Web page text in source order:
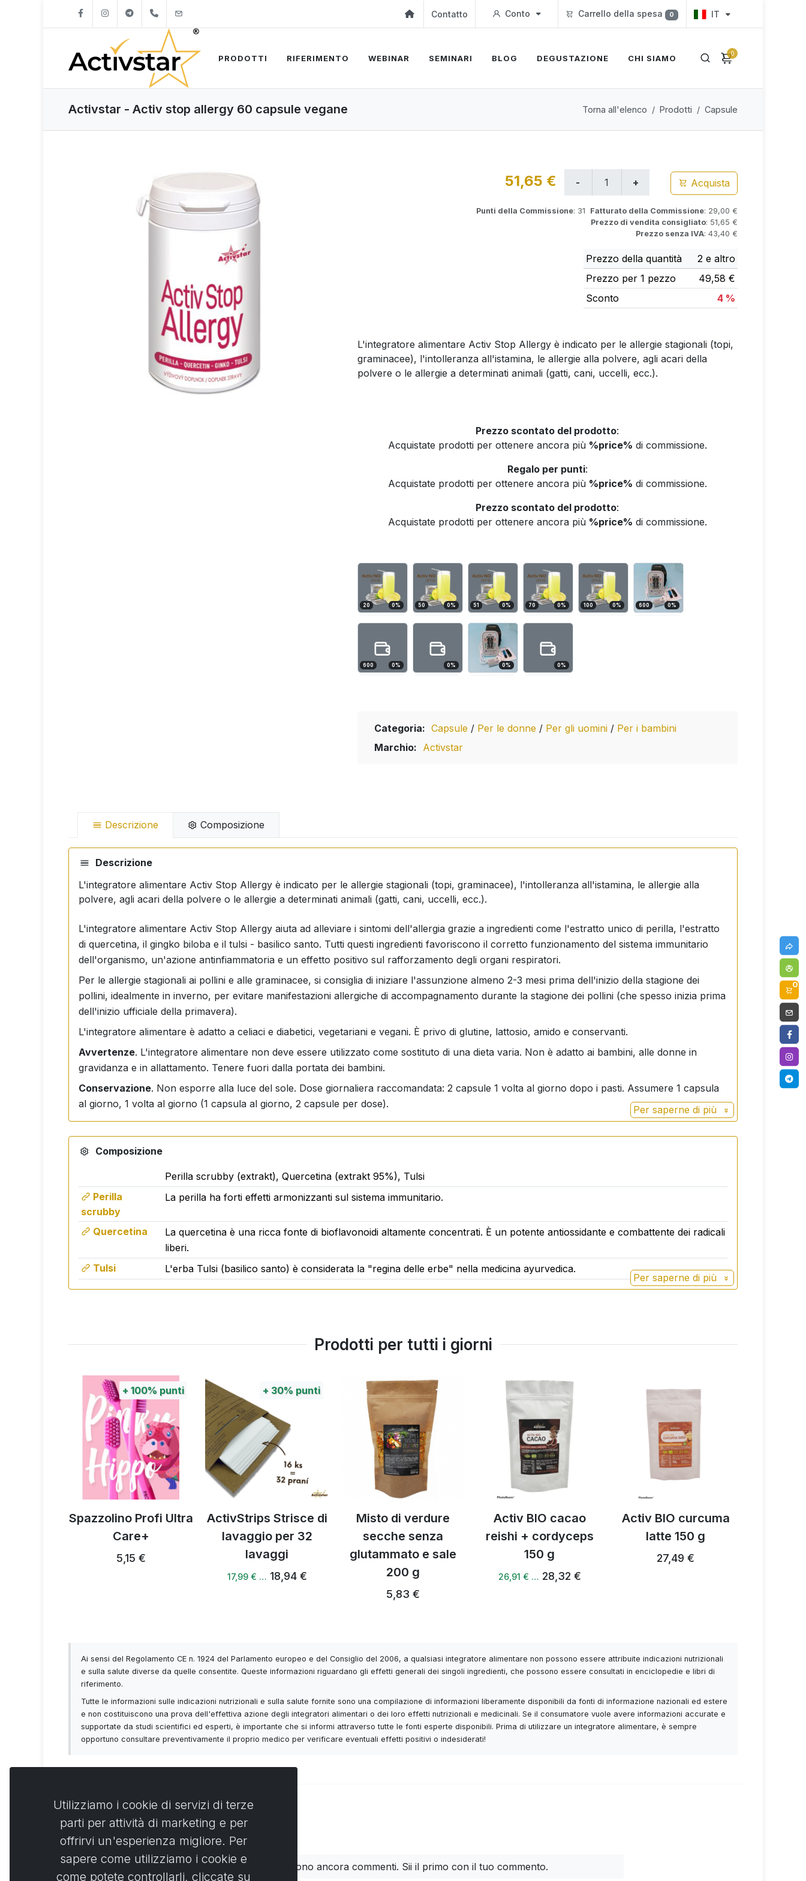
+421904262747 Contatto Conto Carrello della spesa 0 IT
0
PRODOTTI RIFERIMENTO WEBINAR SEMINARI BLOG DEGUSTAZIONE CHI SIAMO
Activstar - Activ stop allergy 60 capsule vegane Torna all'elenco Prodotti Capsule
51,65 € Acquista
Punti della Commissione: 31 Fatturato della Commissione: 29,00 €
Prezzo di vendita consigliato: 51,65 €
Prezzo senza IVA: 43,40 €
Prezzo della quantità
2 e altro
Prezzo per 1 pezzo
49,58 €
Sconto
4 %
L'integratore alimentare Activ Stop Allergy è indicato per le allergie stagionali (topi,
graminacee), l'intolleranza all'istamina, le allergie alla polvere, agli acari della
polvere o le allergie a determinati animali (gatti, cani, uccelli, ecc.).
Prezzo scontato del prodotto:
Acquistate prodotti per ottenere ancora più %price% di commissione.
Regalo per punti:
Acquistate prodotti per ottenere ancora più %price% di commissione.
Prezzo scontato del prodotto:
Acquistate prodotti per ottenere ancora più %price% di commissione.
20 0% 50 0% 51 0% 70 0% 100 0% 600 0%
600 0% 0% 0% 0%
Categoria: Capsule / Per le donne / Per gli uomini / Per i bambini
Marchio: Activstar
Descrizione Composizione
Descrizione
L'integratore alimentare Activ Stop Allergy è indicato per le allergie stagionali (topi, graminacee), l'intolleranza all'istamina, le allergie alla
polvere, agli acari della polvere o le allergie a determinati animali (gatti, cani, uccelli, ecc.).
L'integratore alimentare Activ Stop Allergy aiuta ad alleviare i sintomi dell'allergia grazie a ingredienti come l'estratto unico di perilla, l'estratto
di quercetina, il gingko biloba e il tulsi - basilico santo. Tutti questi ingredienti favoriscono il corretto funzionamento del sistema immunitario
dell'organismo, un'azione antinfiammatoria e un effetto positivo sul rafforzamento degli organi respiratori.
Per le allergie stagionali ai pollini e alle graminacee, si consiglia di iniziare l'assunzione almeno 2-3 mesi prima dell'inizio della stagione dei
pollini, idealmente in inverno, per evitare manifestazioni allergiche di accompagnamento durante la stagione dei pollini (che spesso inizia prima
dell'inizio ufficiale della primavera).
L'integratore alimentare è adatto a celiaci e diabetici, vegetariani e vegani. È privo di glutine, lattosio, amido e conservanti.
Avvertenze. L'integratore alimentare non deve essere utilizzato come sostituto di una dieta varia. Non è adatto ai bambini, alle donne in
gravidanza e in allattamento. Tenere fuori dalla portata dei bambini.
Conservazione. Non esporre alla luce del sole. Dose giornaliera raccomandata: 2 capsule 1 volta al giorno dopo i pasti. Assumere 1 capsula
al giorno, 1 volta al giorno (1 capsula al giorno, 2 capsule per dose).
Per saperne di più
Composizione
Perilla scrubby (extrakt), Quercetina (extrakt 95%), Tulsi
Perilla
scrubby
La perilla ha forti effetti armonizzanti sul sistema immunitario.
Quercetina
La quercetina è una ricca fonte di bioflavonoidi altamente concentrati. È un potente antiossidante e combattente dei radicali
liberi.
Tulsi
L'erba Tulsi (basilico santo) è considerata la "regina delle erbe" nella medicina ayurvedica.
Per saperne di più
Prodotti per tutti i giorni
+ 100%punti
Spazzolino Profi Ultra
Care+
5,15 €
+ 30%punti
ActivStrips Strisce di
lavaggio per 32
lavaggi
17,99 € … 18,94 €
Misto di verdure
secche senza
glutammato e sale
200 g
5,83 €
Activ BIO cacao
reishi + cordyceps
150 g
26,91 € … 28,32 €
Activ BIO curcuma
latte 150 g
27,49 €
Ai sensi del Regolamento CE n. 1924 del Parlamento europeo e del Consiglio del 2006, a qualsiasi integratore alimentare non possono essere attribuite indicazioni nutrizionali
e sulla salute diverse da quelle consentite. Queste informazioni riguardano gli effetti generali dei singoli ingredienti, che possono essere consultati in enciclopedie e libri di
riferimento.
Tutte le informazioni sulle indicazioni nutrizionali e sulla salute fornite sono una compilazione di informazioni liberamente disponibili da fonti di informazione nazionali ed estere
e non costituiscono una prova dell'effettiva azione degli integratori alimentari o dei loro effetti nutrizionali e medicinali. Se il consumatore vuole avere informazioni accurate e
supportate da studi scientifici ed esperti, è importante che si informi attraverso tutte le fonti esperte disponibili. Prima di utilizzare un integratore alimentare, è sempre
opportuno consultare preventivamente il proprio medico per verificare eventuali effetti positivi o indesiderati!
0 Commenti
Non ci sono ancora commenti. Sii il primo con il tuo commento.
0
Utilizziamo i cookie di servizi di terze
parti per attività di marketing e per
offrirvi un'esperienza migliore. Per
sapere come utilizziamo i cookie e
come potete controllarli, cliccate su